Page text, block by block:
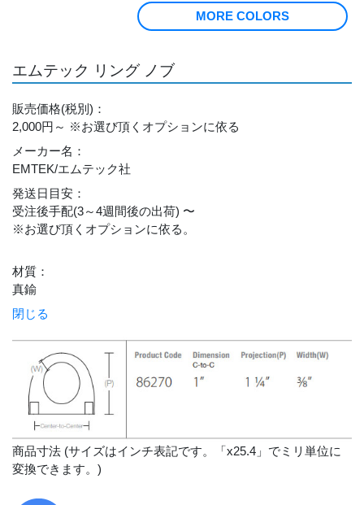
MORE COLORS
エムテック リング ノブ
販売価格(税別) ：
2,000円～ ※お選び頂くオプションに依る
メーカー名 ：
EMTEK/エムテック社
発送日目安 ：
受注後手配(3～4週間後の出荷) 〜
※お選び頂くオプションに依る。
材質 ：
真鍮
閉じる
商品寸法 (サイズはインチ表記です。「x25.4」でミリ単位に
変換できます。)